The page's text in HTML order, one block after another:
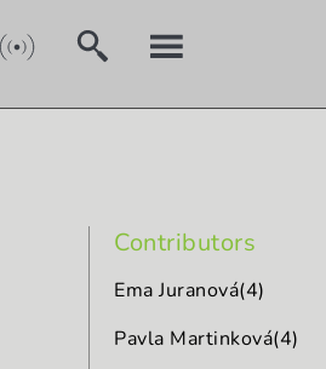
Contributors
Ema Juranová(4)
Pavla Martinková(4)